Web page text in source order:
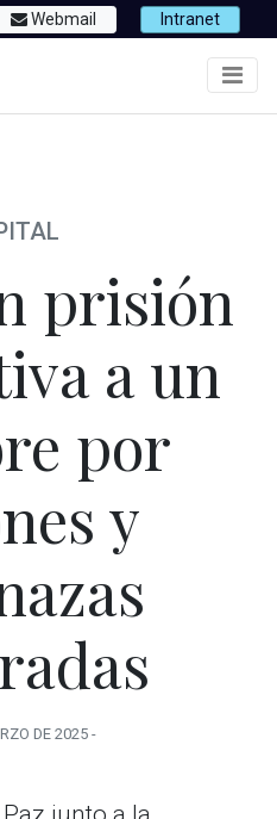
Webmail Intranet
prisión
a un
por
y
DE 2025-